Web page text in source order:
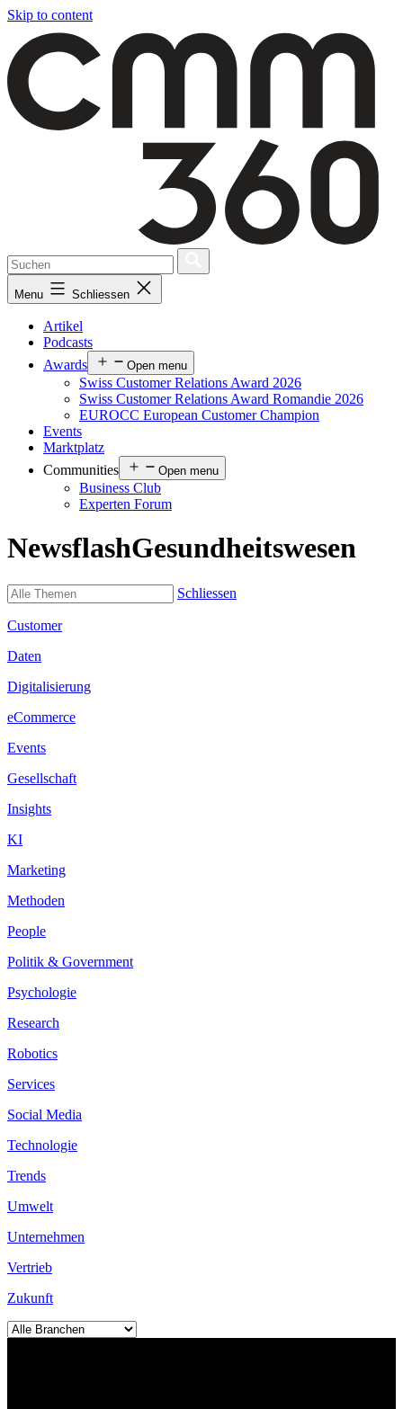
Skip to content
Menu Schliessen
Artikel
Podcasts
Awards
Open menu
Swiss Customer Relations Award 2026
Swiss Customer Relations Award Romandie 2026
EUROCC European Customer Champion
Events
Marktplatz
Communities
Open menu
Business Club
Experten Forum
NewsflashGesundheitswesen
Schliessen
Customer
Daten
Digitalisierung
eCommerce
Events
Gesellschaft
Insights
KI
Marketing
Methoden
People
Politik & Government
Psychologie
Research
Robotics
Services
Social Media
Technologie
Trends
Umwelt
Unternehmen
Vertrieb
Zukunft